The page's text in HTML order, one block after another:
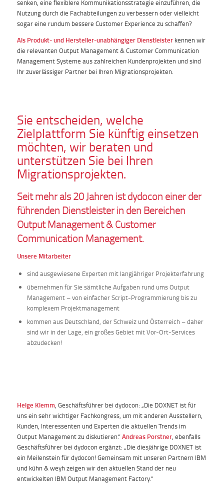
senken, eine flexiblere Kommunikationsstrategie einzuführen, die
Nutzung durch die Fachabteilungen zu verbessern oder vielleicht
sogar eine rundum bessere Customer Experience zu schaffen?
Als Produkt- und Hersteller-unabhängiger Dienstleisterkennen wir
die relevanten Output Management & Customer Communication
Management Systeme aus zahlreichen Kundenprojekten und sind
Ihr zuverlässiger Partner bei Ihren Migrationsprojekten.
Sie entscheiden, welche
Zielplattform Sie künftig einsetzen
möchten, wir beraten und
unterstützen Sie bei Ihren
Migrationsprojekten.
Seit mehr als 20 Jahren ist dydocon einer der
führenden Dienstleister in den Bereichen
Output Management & Customer
Communication Management.
Unsere Mitarbeiter
sind ausgewiesene Experten mit langjähriger Projekterfahrung
übernehmen für Sie sämtliche Aufgaben rund ums Output
Management – von einfacher Script-Programmierung bis zu
komplexem Projektmanagement
kommen aus Deutschland, der Schweiz und Österreich – daher
sind wir in der Lage, ein großes Gebiet mit Vor-Ort-Services
abzudecken!
Helge Klemm, Geschäftsführer bei dydocon: „Die DOXNET ist für
uns ein sehr wichtiger Fachkongress, um mit anderen Ausstellern,
Kunden, Interessenten und Experten die aktuellen Trends im
Output Management zu diskutieren.“Andreas Porstner, ebenfalls
Geschäftsführer bei dydocon ergänzt: „Die diesjährige DOXNET ist
ein Meilenstein für dydocon! Gemeinsam mit unseren Partnern IBM
und kühn & weyh zeigen wir den aktuellen Stand der neu
entwickelten IBM Output Management Factory.“